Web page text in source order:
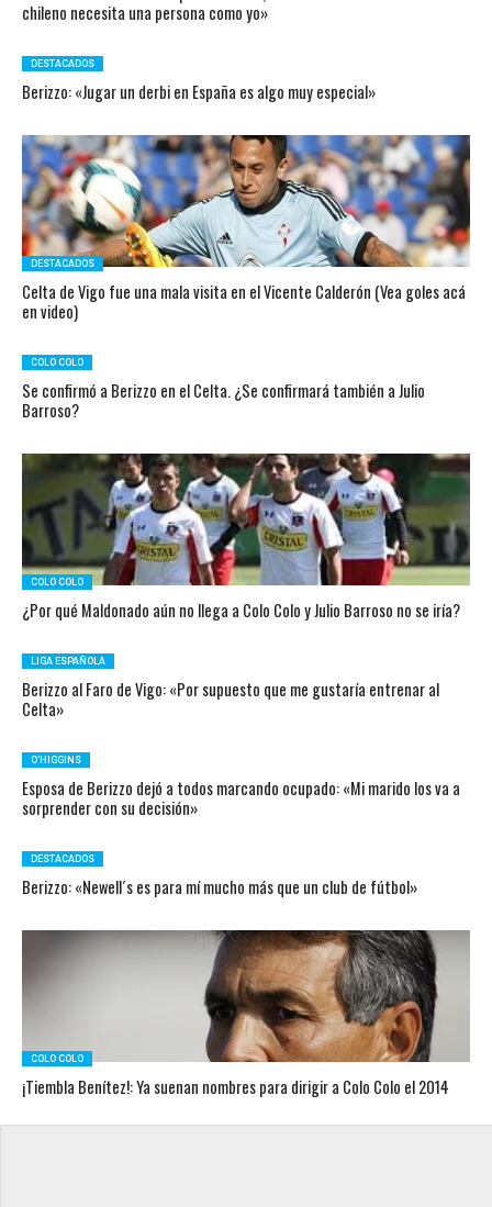
chileno necesita una persona como yo»
DESTACADOS
Berizzo: «Jugar un derbi en España es algo muy especial»
DESTACADOS
Celta de Vigo fue una mala visita en el Vicente Calderón (Vea goles acá
en video)
COLO COLO
Se confirmó a Berizzo en el Celta. ¿Se confirmará también a Julio
Barroso?
COLO COLO
¿Por qué Maldonado aún no llega a Colo Colo y Julio Barroso no se iría?
LIGA ESPAÑOLA
Berizzo al Faro de Vigo: «Por supuesto que me gustaría entrenar al
Celta»
O'HIGGINS
Esposa de Berizzo dejó a todos marcando ocupado: «Mi marido los va a
sorprender con su decisión»
DESTACADOS
Berizzo: «Newell´s es para mí mucho más que un club de fútbol»
COLO COLO
¡Tiembla Benítez!: Ya suenan nombres para dirigir a Colo Colo el 2014